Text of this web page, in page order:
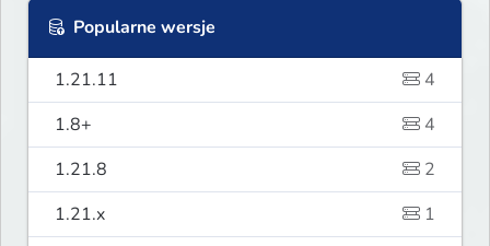
Popularne wersje
1.21.11
4
1.8+
4
1.21.8
2
1.21.x
1